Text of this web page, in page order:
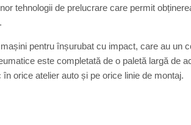
tehnologii de prelucrare care permit
pentru înșurubat cu impact, care au un
este completată de o paletă largă de
orice atelier auto și pe orice linie de montaj.